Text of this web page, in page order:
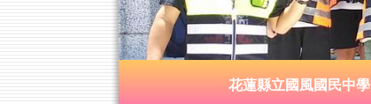
導覽列 花蓮縣立國風國民中學